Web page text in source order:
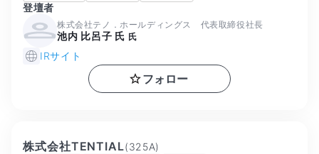
登壇者
株式会社テノ．ホールディングス 代表取締役社長
池内 比呂子 氏 氏
IRサイト
フォロー
株式会社TENTIAL(325A)